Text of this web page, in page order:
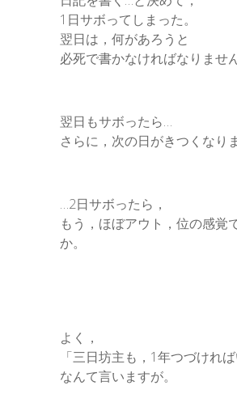
1日サボってしまった。
翌日は，何があろうと
必死で書かなければなりません
翌日もサボったら…
さらに，次の日がきつくなりま
…2日サボったら，
もう，ほぼアウト，位の感覚
か。
よく，
「三日坊主も，1年つづければ
なんて言いますが。